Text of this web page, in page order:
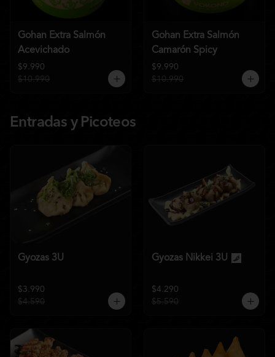
Gohan Extra Salmón
Acevichado
$9.990
$10.990
Gohan Extra Salmón
Camarón Spicy
$9.990
$10.990
Entradas y Picoteos
Gyozas 3U
$3.990
$4.590
Gyozas Nikkei 3U
$4.290
$5.590